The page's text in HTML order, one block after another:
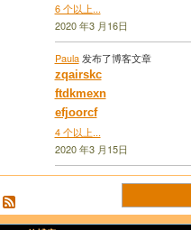
6 个以上...
2020 年3 月16日
Paula发布了博客文章
zqairskc
ftdkmexn
efjoorcf
4 个以上...
2020 年3 月15日